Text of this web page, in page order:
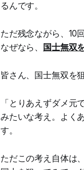
るんです。
ただ残念ながら、10
なぜなら、
国士無双
皆さん、国士無双を
「とりあえずダメ元
みたいな考え。よく
す。
ただこの考え自体は